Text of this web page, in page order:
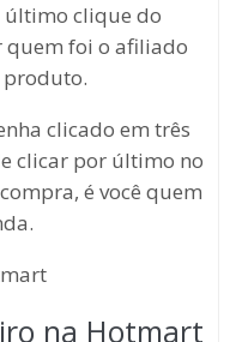
último clique do
quem foi o afiliado
clicado em três
clicar por último no
é você quem
na Hotmart